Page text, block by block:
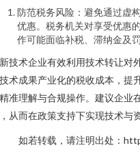
防范税务风险：避免通过虚
优惠。税务机关对享受优惠
作可能面临补税、滞纳金及罚
技术企业有效利用技术转让对
术成果产业化的税收成本，提
准理解与合规操作。建议企业
从而在政策支持下实现技术与
如若转载，请注明出处：